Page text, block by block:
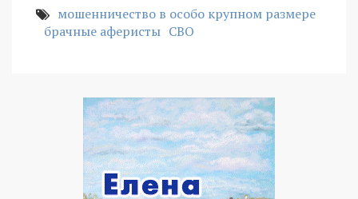
мошенничество в особо крупном размере
брачные аферисты СВО